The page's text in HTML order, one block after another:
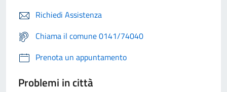
Richiedi Assistenza
Chiama il comune 0141/74040
Prenota un appuntamento
Problemi in città